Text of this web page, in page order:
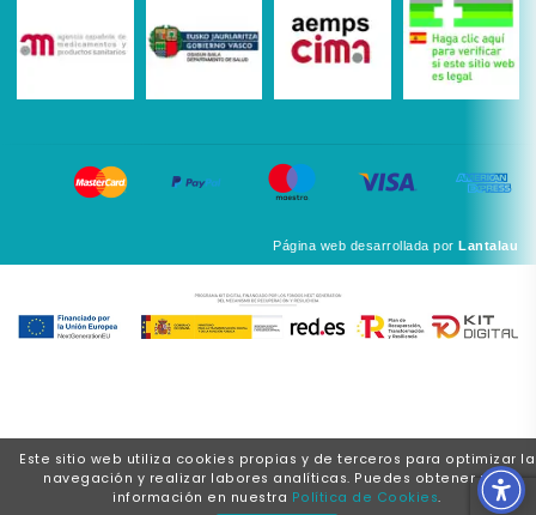
Página web desarrollada por Lantalau
Este sitio web utiliza cookies propias y de terceros para optimizar la
navegación y realizar labores analíticas. Puedes obtener más
información en nuestra Política de Cookies.